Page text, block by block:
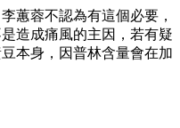
蕙蓉不認為有這個必要，
造成痛風的主因，若有疑
本身，因普林含量會在加